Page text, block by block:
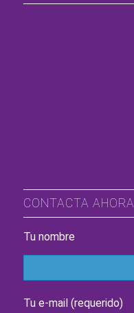
CONTACTA AHORA
Tu nombre
Tu e-mail (requerido)